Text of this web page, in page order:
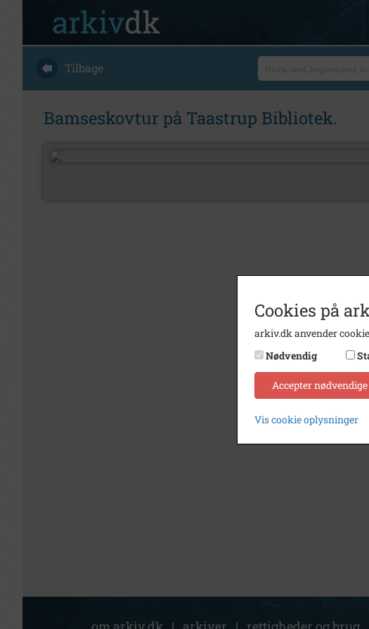
Tilbage
Bamseskovtur på Taastrup Bibliotek.
Cookies på
arkiv.dk anvender
Nødvendig
Accepter nødvendige
Vis cookie oplysninger